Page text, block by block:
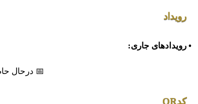
رویداد
• رویدادهای جاری:
📅 درحال
کدQR